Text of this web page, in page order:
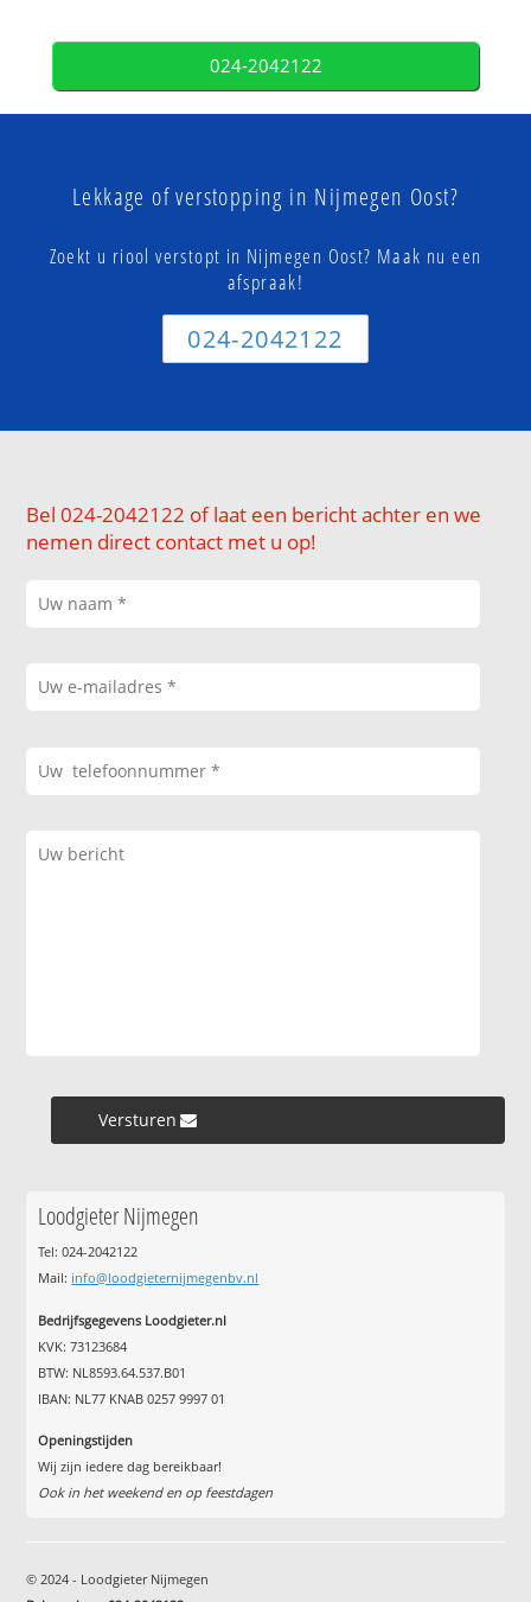
024-2042122
Lekkage of verstopping in Nijmegen Oost?
Zoekt u riool verstopt in Nijmegen Oost? Maak nu een
afspraak!
024-2042122
Bel 024-2042122 of laat een bericht achter en we
nemen direct contact met u op!
Versturen »
Loodgieter Nijmegen
Tel: 024-2042122
Mail: info@loodgieternijmegenbv.nl
Bedrijfsgegevens Loodgieter.nl
KVK: 73123684
BTW: NL8593.64.537.B01
IBAN: NL77 KNAB 0257 9997 01
Openingstijden
Wij zijn iedere dag bereikbaar!
Ook in het weekend en op feestdagen
© 2024 - Loodgieter Nijmegen